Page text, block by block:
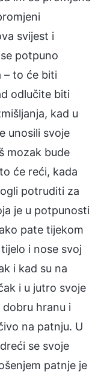
svijest i
potpuno
– to će biti
odlučite biti
kad u
unosili svoje
mozak bude
će reći, kada
potruditi za
je u potpunosti
pate tijekom
i nose svoj
i kad su na
i u jutro svoje
hranu i
na patnju. U
se svoje
patnje je